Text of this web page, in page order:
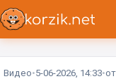
Видео 5-06-2026, 14:33 от